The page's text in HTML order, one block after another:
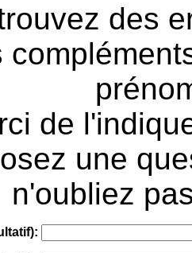
des
de
une
n'oubliez